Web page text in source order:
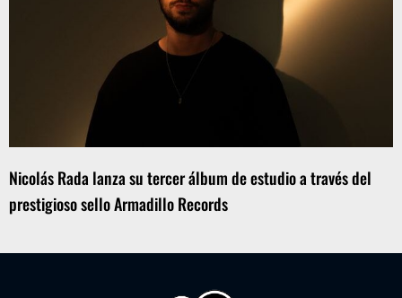
Nicolás Rada lanza su tercer álbum de estudio a través del
prestigioso sello Armadillo Records